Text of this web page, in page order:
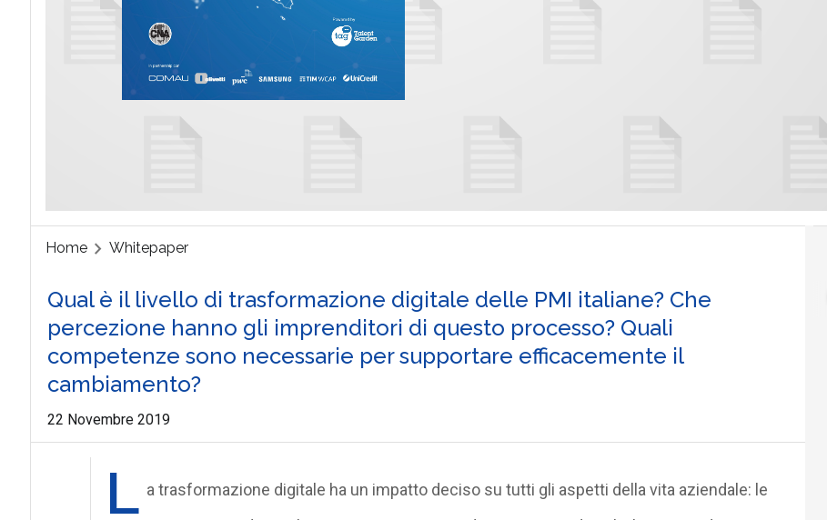
Home Whitepaper
Qual è il livello di trasformazione digitale delle PMI italiane? Che
percezione hanno gli imprenditori di questo processo? Quali
competenze sono necessarie per supportare efficacemente il
cambiamento?
22 Novembre 2019
L a trasformazione digitale ha un impatto deciso su tutti gli aspetti della vita aziendale: le